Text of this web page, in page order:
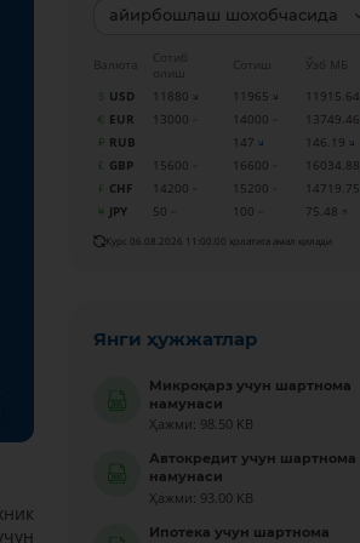
айирбошлаш шохобчасида
Валюта
Сотиб
олиш
Сотиш
Ўзб МБ
USD
11880 11965
11915.64
EUR
13000 14000
13749.46
RUB
147
146.19
GBP
15600 16600
16034.88
CHF
14200 15200
14719.75
JPY
50 100 75.48
Курс 06.08.2026 11:00:00 ҳолатига амал қилади
Янги ҳужжатлар
Микроқарз учун шартнома
намунаси
Ҳажми: 98.50 KB
Автокредит учун шартнома
намунаси
Ҳажми: 93.00 KB
Ипотека учун шартнома